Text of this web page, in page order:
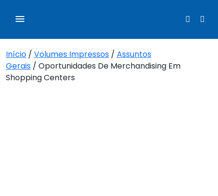
Início / Volumes Impressos / Assuntos
Gerais / Oportunidades De Merchandising Em
Shopping Centers